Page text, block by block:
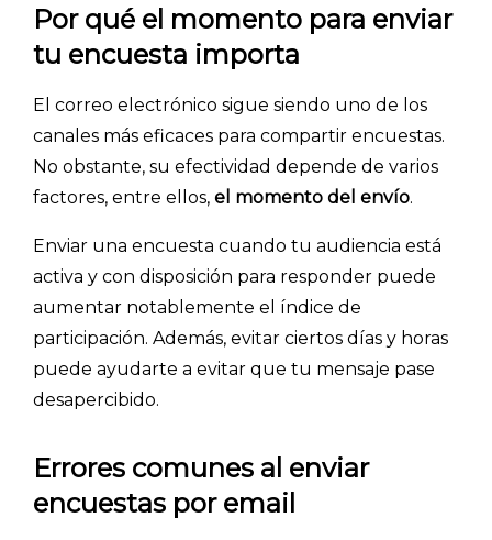
Por qué el momento para enviar
tu encuesta importa
El correo electrónico sigue siendo uno de los
canales más eficaces para compartir encuestas.
No obstante, su efectividad depende de varios
factores, entre ellos, el momento del envío.
Enviar una encuesta cuando tu audiencia está
activa y con disposición para responder puede
aumentar notablemente el índice de
participación. Además, evitar ciertos días y horas
puede ayudarte a evitar que tu mensaje pase
desapercibido.
Errores comunes al enviar
encuestas por email